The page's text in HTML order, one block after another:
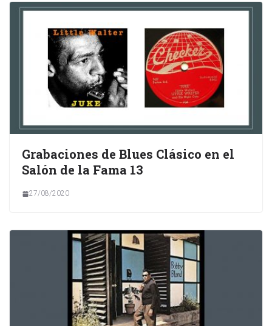
Grabaciones de Blues Clásico en el
Salón de la Fama 13
27/08/2020